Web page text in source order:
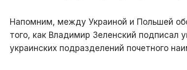
Напомним, между Украиной и Польшей
того, как Владимир Зеленский подписал
украинских подразделений почетного